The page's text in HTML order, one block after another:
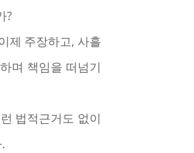
?
제 주장하고, 사흘
며 책임을 떠넘기
법적근거도 없이